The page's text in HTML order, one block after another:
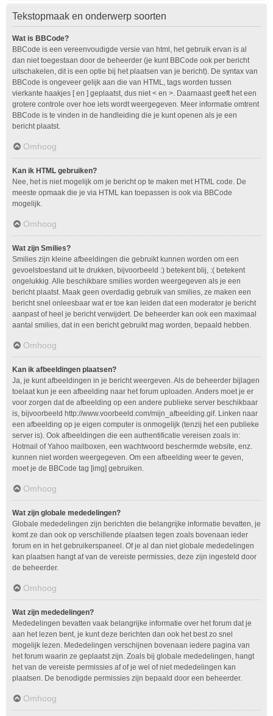
Tekstopmaak en onderwerp soorten
Wat is BBCode?
BBCode is een vereenvoudigde versie van html, het gebruik ervan is al
dan niet toegestaan door de beheerder (je kunt BBCode ook per bericht
uitschakelen, dit is een optie bij het plaatsen van je bericht). De syntax van
BBCode is ongeveer gelijk aan die van HTML, tags worden tussen
vierkante haakjes [ en ] geplaatst, dus niet < en >. Daarnaast geeft het een
grotere controle over hoe iets wordt weergegeven. Meer informatie omtrent
BBCode is te vinden in de handleiding die je kunt openen als je een
bericht plaatst.
Omhoog
Kan ik HTML gebruiken?
Nee, het is niet mogelijk om je bericht op te maken met HTML code. De
meeste opmaak die je via HTML kan toepassen is ook via BBCode
mogelijk.
Omhoog
Wat zijn Smilies?
Smilies zijn kleine afbeeldingen die gebruikt kunnen worden om een
gevoelstoestand uit te drukken, bijvoorbeeld :) betekent blij, :( betekent
ongelukkig. Alle beschikbare smilies worden weergegeven als je een
bericht plaatst. Maak geen overdadig gebruik van smilies, ze maken een
bericht snel onleesbaar wat er toe kan leiden dat een moderator je bericht
aanpast of heel je bericht verwijdert. De beheerder kan ook een maximaal
aantal smilies, dat in een bericht gebruikt mag worden, bepaald hebben.
Omhoog
Kan ik afbeeldingen plaatsen?
Ja, je kunt afbeeldingen in je bericht weergeven. Als de beheerder bijlagen
toelaat kun je een afbeelding naar het forum uploaden. Anders moet je er
voor zorgen dat de afbeelding op een andere publieke server beschikbaar
is, bijvoorbeeld http://www.voorbeeld.com/mijn_afbeelding.gif. Linken naar
een afbeelding op je eigen computer is onmogelijk (tenzij het een publieke
server is). Ook afbeeldingen die een authentificatie vereisen zoals in:
Hotmail of Yahoo mailboxen, een wachtwoord beschermde website, enz.
kunnen niet worden weergegeven. Om een afbeelding weer te geven,
moet je de BBCode tag [img] gebruiken.
Omhoog
Wat zijn globale mededelingen?
Globale mededelingen zijn berichten die belangrijke informatie bevatten, je
komt ze dan ook op verschillende plaatsen tegen zoals bovenaan ieder
forum en in het gebruikerspaneel. Of je al dan niet globale mededelingen
kan plaatsen hangt af van de vereiste permissies, deze zijn ingesteld door
de beheerder.
Omhoog
Wat zijn mededelingen?
Mededelingen bevatten vaak belangrijke informatie over het forum dat je
aan het lezen bent, je kunt deze berichten dan ook het best zo snel
mogelijk lezen. Mededelingen verschijnen bovenaan iedere pagina van
het forum waarin ze geplaatst zijn. Zoals bij globale mededelingen, hangt
het van de vereiste permissies af of je wel of niet mededelingen kan
plaatsen. De benodigde permissies zijn bepaald door een beheerder.
Omhoog